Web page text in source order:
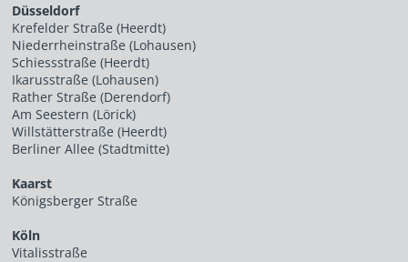
Düsseldorf
Krefelder Straße (Heerdt)
Niederrheinstraße (Lohausen)
Schiessstraße (Heerdt)
Ikarusstraße (Lohausen)
Rather Straße (Derendorf)
Am Seestern (Lörick)
Willstätterstraße (Heerdt)
Berliner Allee (Stadtmitte)
Kaarst
Königsberger Straße
Köln
Vitalisstraße